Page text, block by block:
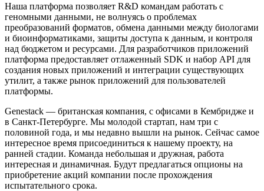
Наша платформа позволяет R&D командам работать с
геномными данными, не волнуясь о проблемах
преобразований форматов, обмена данными между биологами
и биоинформатиками, защиты доступа к данным, и контроля
над бюджетом и ресурсами. Для разработчиков приложений
платформа предоставляет отлаженный SDK и набор API для
создания новых приложений и интеграции существующих
утилит, а также рынок приложений для пользователей
платформы.
Genestack — британская компания, с офисами в Кембридже и
в Санкт-Петербурге. Мы молодой стартап, нам три с
половиной года, и мы недавно вышли на рынок. Сейчас самое
интересное время присоединиться к нашему проекту, на
ранней стадии. Команда небольшая и дружная, работа
интересная и динамичная. Будут предлагаться опционы на
приобретение акций компании после прохождения
испытательного срока.